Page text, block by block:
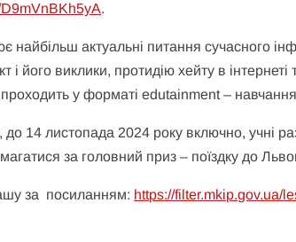
.
найбільш актуальні питання сучасного
і його виклики, протидію хейту в інтернеті
у форматі edutainment –
до 14 листопада 2024 року включно, учні
за головний приз – поїздку до
за посиланням: https://filter.mkip.gov.ua/